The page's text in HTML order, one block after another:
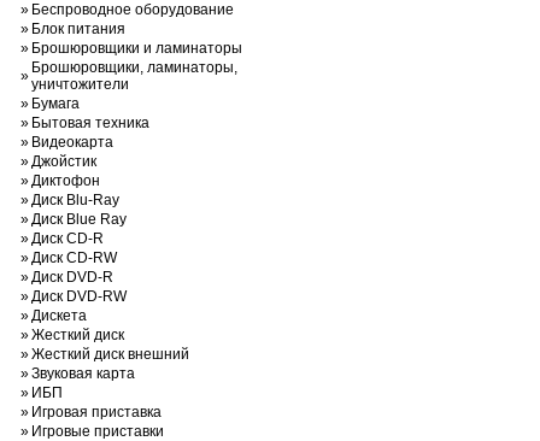
» Беспроводное оборудование
» Блок питания
» Брошюровщики и ламинаторы
» Брошюровщики, ламинаторы,
уничтожители
» Бумага
» Бытовая техника
» Видеокарта
»Джойстик
»Диктофон
»Диск Blu-Ray
»Диск Blue Ray
»Диск CD-R
»Диск CD-RW
»Диск DVD-R
»Диск DVD-RW
»Дискета
»Жесткий диск
»Жесткий диск внешний
»Звуковая карта
» ИБП
» Игровая приставка
» Игровые приставки